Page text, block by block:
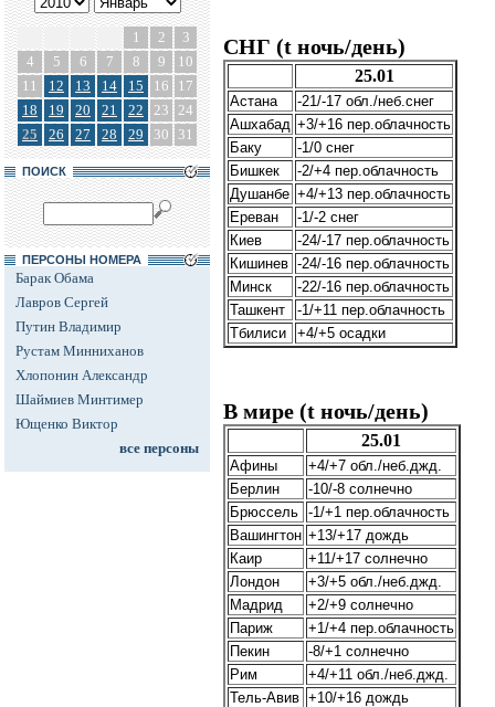
1 2
3
4
5 6 7 8 9
10
11
12 13 14 15 16
17
18
19 20 21 22 23 24
25
26 27 28 29 30 31
ПОИСК
ПЕРСОНЫ НОМЕРА
Барак Обама
Лавров Сергей
Путин Владимир
Рустам Минниханов
Хлопонин Александр
Шаймиев Минтимер
Ющенко Виктор
все персоны
СНГ (t ночь/день)
25.01
Астана
-21/-17 обл./неб.снег
Ашхабад +3/+16 пер.облачность
Баку
-1/0 снег
Бишкек
-2/+4 пер.облачность
Душанбе +4/+13 пер.облачность
Ереван
-1/-2 снег
Киев
-24/-17 пер.облачность
Кишинев -24/-16 пер.облачность
Минск
-22/-16 пер.облачность
Ташкент
-1/+11 пер.облачность
Тбилиси
+4/+5 осадки
В мире (t ночь/день)
25.01
Афины
+4/+7 обл./неб.джд.
Берлин
-10/-8 солнечно
Брюссель -1/+1 пер.облачность
Вашингтон +13/+17 дождь
Каир
+11/+17 солнечно
Лондон
+3/+5 обл./неб.джд.
Мадрид
+2/+9 солнечно
Париж
+1/+4 пер.облачность
Пекин
-8/+1 солнечно
Рим
+4/+11 обл./неб.джд.
Тель-Авив +10/+16 дождь